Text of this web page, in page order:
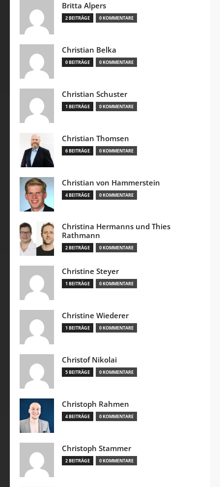
Britta Alpers
2 BEITRÄGE 0 KOMMENTARE
Christian Belka
0 BEITRÄGE 0 KOMMENTARE
Christian Schuster
1 BEITRÄGE 0 KOMMENTARE
Christian Thomsen
6 BEITRÄGE 0 KOMMENTARE
Christian von Hammerstein
4 BEITRÄGE 0 KOMMENTARE
Christina Hermanns und Thies
Rathmann
2 BEITRÄGE 0 KOMMENTARE
Christine Steyer
1 BEITRÄGE 0 KOMMENTARE
Christine Wiederer
1 BEITRÄGE 0 KOMMENTARE
Christof Nikolai
5 BEITRÄGE 0 KOMMENTARE
Christoph Rahmen
4 BEITRÄGE 0 KOMMENTARE
Christoph Stammer
2 BEITRÄGE 0 KOMMENTARE